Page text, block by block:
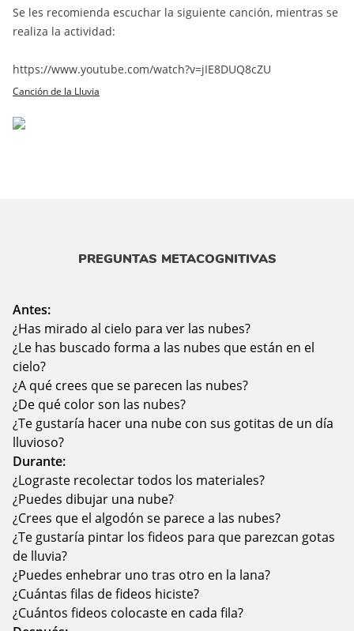
Se les recomienda escuchar la siguiente canción, mientras se
realiza la actividad:
https://www.youtube.com/watch?v=jIE8DUQ8cZU
Canción de la Lluvia
PREGUNTAS METACOGNITIVAS
Antes:
¿Has mirado al cielo para ver las nubes?
¿Le has buscado forma a las nubes que están en el
cielo?
¿A qué crees que se parecen las nubes?
¿De qué color son las nubes?
¿Te gustaría hacer una nube con sus gotitas de un día
lluvioso?
Durante:
¿Lograste recolectar todos los materiales?
¿Puedes dibujar una nube?
¿Crees que el algodón se parece a las nubes?
¿Te gustaría pintar los fideos para que parezcan gotas
de lluvia?
¿Puedes enhebrar uno tras otro en la lana?
¿Cuántas filas de fideos hiciste?
¿Cuántos fideos colocaste en cada fila?